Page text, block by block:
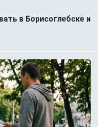
в Борисоглебске и